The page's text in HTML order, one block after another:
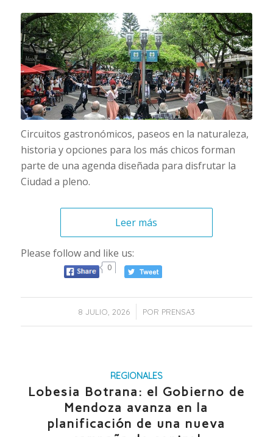
Circuitos gastronómicos, paseos en la naturaleza,
historia y opciones para los más chicos forman
parte de una agenda diseñada para disfrutar la
Ciudad a pleno.
Leer más
Please follow and like us:
0
8 JULIO, 2026
/ POR PRENSA3
REGIONALES
Lobesia Botrana: el Gobierno de
Mendoza avanza en la
planificación de una nueva